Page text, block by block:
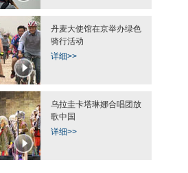
丹麦大使馆在京举办绿色
骑行活动
详细>>
乌拉圭卡塔琳娜合唱团放
歌中国
详细>>